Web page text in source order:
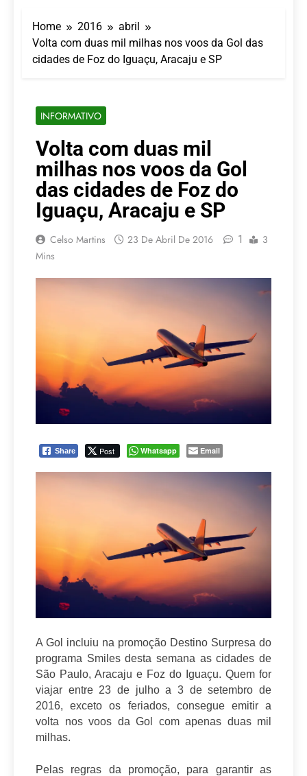
de operação do
Embraer 195-E2
5 De Agosto De 2026
Azul retoma voos
diretos entre Porto
fortalece infraestrutura
Toda a Europa em Um
Só Lugar: Descubra as
Atrações do Parque
Mini-Europe
4 De Agosto De 2026
Por Dentro do Atomium:
História, Ciência e a
Melhor Vista de
Bruxelas
4 De Agosto De 2026
Home 2016
abril
Volta com duas mil milhas nos voos da Gol das
cidades de Foz do Iguaçu, Aracaju e SP
INFORMATIVO
Volta com duas mil
milhas nos voos da Gol
das cidades de Foz do
Iguaçu, Aracaju e SP
Celso Martins 23 De Abril De 2016 1
3
Mins
Share Post Whatsapp Email
A Gol incluiu na promoção Destino Surpresa do
programa Smiles desta semana as cidades de
São Paulo, Aracaju e Foz do Iguaçu. Quem for
viajar entre 23 de julho a 3 de setembro de
2016, exceto os feriados, consegue emitir a
volta nos voos da Gol com apenas duas mil
milhas.
Pelas regras da promoção, para garantir as